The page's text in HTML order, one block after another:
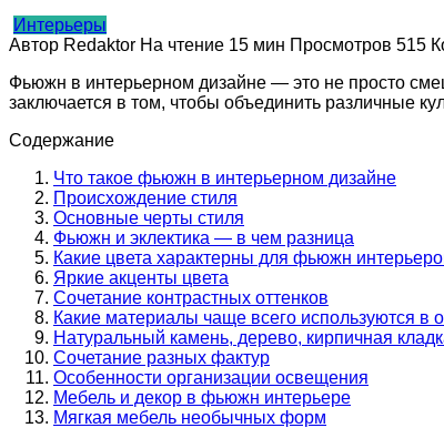
Интерьеры
Автор Redaktor На чтение 15 мин Просмотров 515
Фьюжн в интерьерном дизайне — это не просто
заключается в том, чтобы объединить различные
Содержание
Что такое фьюжн в интерьерном дизайне
Происхождение стиля
Основные черты стиля
Фьюжн и эклектика — в чем разница
Какие цвета характерны для фьюжн
Яркие акценты цвета
Сочетание контрастных оттенков
Какие материалы чаще всего используются в
Натуральный камень, дерево, кирпичная
Сочетание разных фактур
Особенности организации освещения
Мебель и декор в фьюжн интерьере
Мягкая мебель необычных форм